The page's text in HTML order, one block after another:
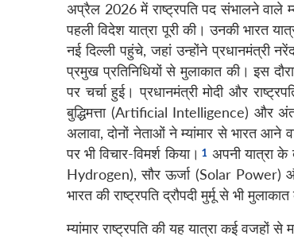
अप्रैल 2026 में राष्ट्रपति पद संभालने वाले
पहली विदेश यात्रा पूरी की। उनकी भारत
नई दिल्ली पहुंचे, जहां उन्होंने प्रधानमंत्री
प्रमुख प्रतिनिधियों से मुलाकात की। इस
पर चर्चा हुई। प्रधानमंत्री मोदी और
बुद्धिमत्ता (Artificial Intelligence) और
अलावा, दोनों नेताओं ने म्यांमार से भारत आने
पर भी विचार-विमर्श किया।
अपनी यात्रा के
Hydrogen), सौर ऊर्जा (Solar Power)
भारत की राष्ट्रपति द्रौपदी मुर्मू से भी
म्यांमार राष्ट्रपति की यह यात्रा कई वजहों